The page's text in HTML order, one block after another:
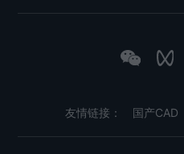
友情链接： 国产CAD